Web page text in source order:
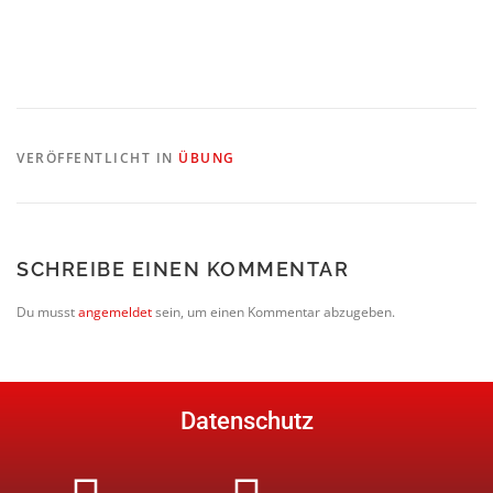
VERÖFFENTLICHT IN ÜBUNG
SCHREIBE EINEN KOMMENTAR
Du musstangemeldetsein, um einen Kommentar abzugeben.
Datenschutz